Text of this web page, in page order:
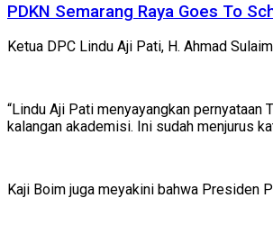
PDKN Semarang Raya Goes To
Ketua DPC Lindu Aji Pati, H. Ahmad
“Lindu Aji Pati menyayangkan
kalangan akademisi. Ini sudah menjurus
Kaji Boim juga meyakini bahwa Presiden